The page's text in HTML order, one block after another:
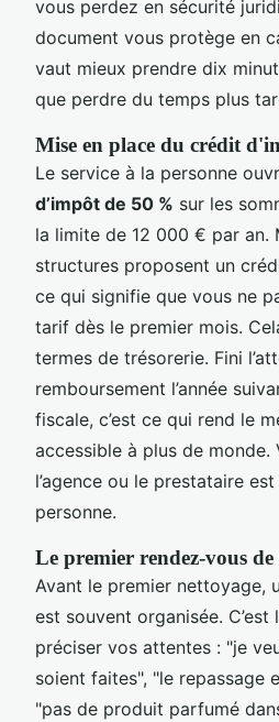
vous perdez en sécurité
document vous protège en
vaut mieux prendre dix
que perdre du temps plus
Mise en place du crédit
Le service à la personne
d’impôt de 50 % sur les
la limite de 12 000 € par an.
structures proposent un
ce qui signifie que vous ne
tarif dès le premier mois.
termes de trésorerie. Fini
remboursement l’année
fiscale, c’est ce qui rend le
accessible à plus de monde.
l’agence ou le prestataire
personne.
Le premier rendez-vous de
Avant le premier nettoyage,
est souvent organisée. C’est
préciser vos attentes : "je
soient faites", "le repassage
"pas de produit parfumé